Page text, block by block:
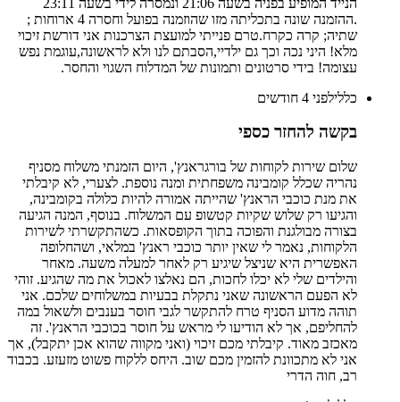
.ההזמנה שונה בתכליתה מזו שהוזמנה בפועל וחסרה 4 ארוחות ;
שתיה; קרה כקרח.טרם פנייתי למועצת הצרכנות אני דורשת זיכוי
מלא! היני נכה וכך גם ילדיי,הסבתם לנו ולא לראשונה,עוגמת נפש
עצומה! בידי סרטונים ותמונות של המדלוח השגוי והחסר.
כללילפני 4 חודשים
בקשה להחזר כספי
שלום שירות לקוחות של בורגראנץ', היום הזמנתי משלוח מסניף
נהריה שכלל קומבינה משפחתית ומנה נוספת. לצערי, לא קיבלתי
את מנת כוכבי הראנץ' שהייתה אמורה להיות כלולה בקומבינה,
והגיעו רק שלוש שקיות קטשופ עם המשלוח. בנוסף, המנה הגיעה
בצורה מבולגנת והפוכה בתוך הקופסאות. כשהתקשרתי לשירות
הלקוחות, נאמר לי שאין יותר כוכבי ראנץ' במלאי, ושהחלופה
האפשרית היא שניצל שיגיע רק לאחר למעלה משעה. מאחר
והילדים שלי לא יכלו לחכות, הם נאלצו לאכול את מה שהגיע. זוהי
לא הפעם הראשונה שאני נתקלת בבעיות במשלוחים שלכם. אני
תוהה מדוע הסניף טרח להתקשר לגבי חוסר בענבים ולשאול במה
להחליפם, אך לא הודיעו לי מראש על חוסר בכוכבי הראנץ'. זה
מאכזב מאוד. קיבלתי מכם זיכוי (ואני מקווה שהוא אכן יתקבל), אך
אני לא מתכוונת להזמין מכם שוב. היחס ללקוח פשוט מזעזע. בכבוד
רב, חוה הדרי